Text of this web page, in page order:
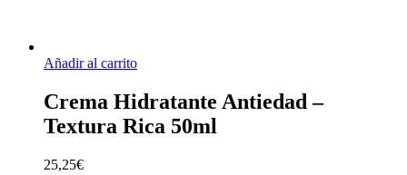
Añadir al carrito
Crema Hidratante Antiedad –
Textura Rica 50ml
25,25€